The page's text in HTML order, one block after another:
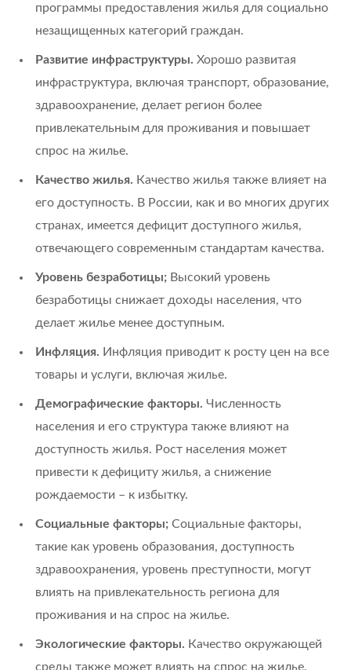
программы предоставления жилья для социально
незащищенных категорий граждан.
Развитие инфраструктуры. Хорошо развитая
инфраструктура, включая транспорт, образование,
здравоохранение, делает регион более
привлекательным для проживания и повышает
спрос на жилье.
Качество жилья. Качество жилья также влияет на
его доступность. В России, как и во многих других
странах, имеется дефицит доступного жилья,
отвечающего современным стандартам качества.
Уровень безработицы; Высокий уровень
безработицы снижает доходы населения, что
делает жилье менее доступным.
Инфляция. Инфляция приводит к росту цен на все
товары и услуги, включая жилье.
Демографические факторы. Численность
населения и его структура также влияют на
доступность жилья. Рост населения может
привести к дефициту жилья, а снижение
рождаемости – к избытку.
Социальные факторы; Социальные факторы,
такие как уровень образования, доступность
здравоохранения, уровень преступности, могут
влиять на привлекательность региона для
проживания и на спрос на жилье.
Экологические факторы. Качество окружающей
среды также может влиять на спрос на жилье.